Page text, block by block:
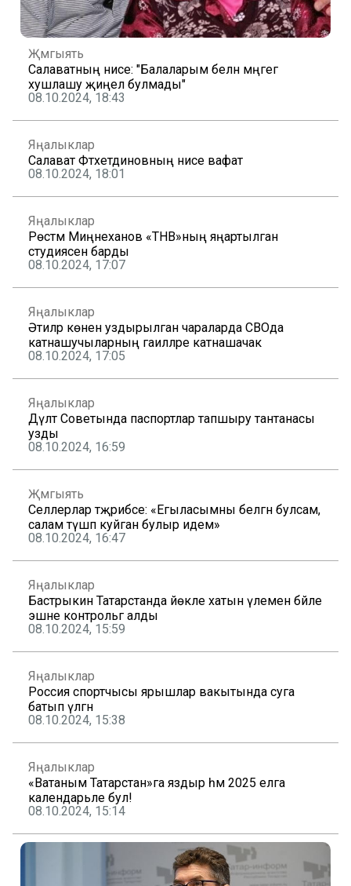
Җәмгыять
Салаватның әнисе: "Балаларым белән мәңгегә
хушлашу җиңел булмады"
08.10.2024, 18:43
Яңалыклар
Салават Фәтхетдиновның әнисе вафат
08.10.2024, 18:01
Яңалыклар
Рөстәм Миңнеханов «ТНВ»ның яңартылган
студиясенә барды
08.10.2024, 17:07
Яңалыклар
Әтиләр көненә уздырылган чараларда СВОда
катнашучыларның гаиләләре катнашачак
08.10.2024, 17:05
Яңалыклар
Дәүләт Советында паспортлар тапшыру тантанасы
узды
08.10.2024, 16:59
Җәмгыять
Селлерлар тәҗрибәсе: «Егыласымны белгән булсам,
салам түшәп куйган булыр идем»
08.10.2024, 16:47
Яңалыклар
Бастрыкин Татарстанда йөкле хатын үлеменә бәйле
эшне контрольгә алды
08.10.2024, 15:59
Яңалыклар
Россия спортчысы ярышлар вакытында суга
батып үлгән
08.10.2024, 15:38
Яңалыклар
«Ватаным Татарстан»га яздыр һәм 2025 елга
календарьле бул!
08.10.2024, 15:14